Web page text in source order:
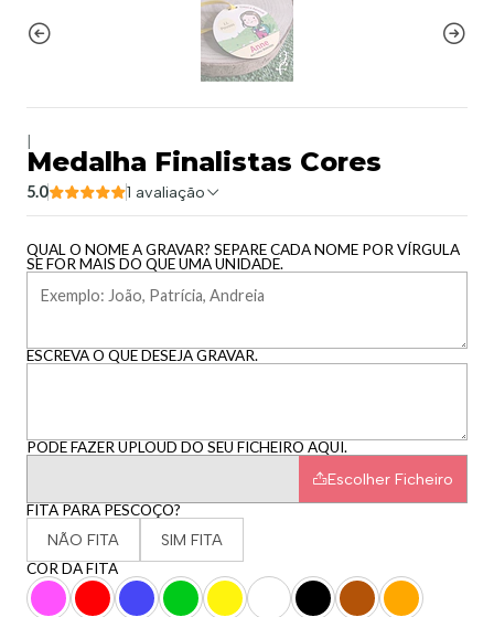
Medalha Finalistas Cores
5.0 1 avaliação
QUAL O NOME A GRAVAR? SEPARE CADA NOME POR VÍRGULA
SE FOR MAIS DO QUE UMA UNIDADE.
ESCREVA O QUE DESEJA GRAVAR.
PODE FAZER UPLOUD DO SEU FICHEIRO AQUI.
Escolher Ficheiro
FITA PARA PESCOÇO?
NÃO FITA SIM FITA
COR DA FITA